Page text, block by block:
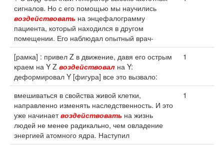
сигналов. Но с его помощью мы научились
воздействовать на энцефалограмму
пациента, который находился в другом
помещении. Его наблюдал опытный врач-
[рамка] : привел Z в движение, давя его острым
краем на Y Z воздействовал на Y:
деформировал Y [фигура] все это вызвало:
1
вмешиваться в свойства живой клетки,
направленно изменять наследственность. И это
уже начинаетвоздействовать на жизнь
людей не менее радикально, чем овладение
энергией атомного ядра. Наступил
1